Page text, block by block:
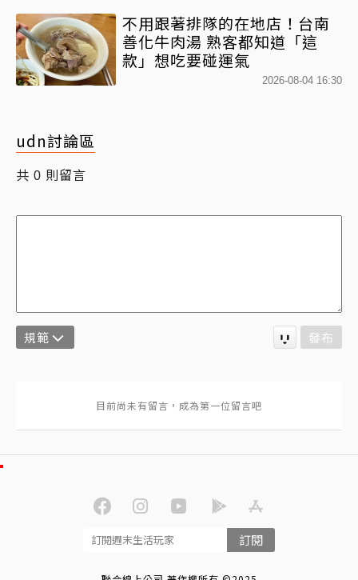
不用跟著排隊的在地店！台南
善化牛肉湯 熟客都知道「這
款」想吃要碰運氣
2026-08-04 16:30
udn討論區
共 0 則留言
規範 發布
訂閱